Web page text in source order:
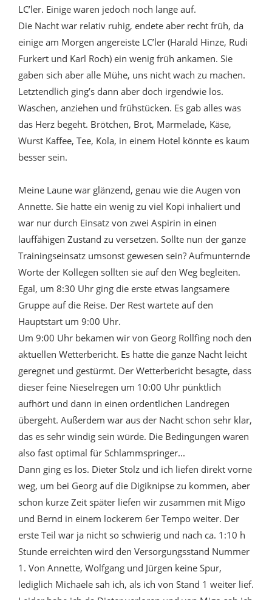
LC’ler. Einige waren jedoch noch lange auf.
Die Nacht war relativ ruhig, endete aber recht früh, da
einige am Morgen angereiste LC’ler (Harald Hinze, Rudi
Furkert und Karl Roch) ein wenig früh ankamen. Sie
gaben sich aber alle Mühe, uns nicht wach zu machen.
Letztendlich ging’s dann aber doch irgendwie los.
Waschen, anziehen und frühstücken. Es gab alles was
das Herz begeht. Brötchen, Brot, Marmelade, Käse,
Wurst Kaffee, Tee, Kola, in einem Hotel könnte es kaum
besser sein.
Meine Laune war glänzend, genau wie die Augen von
Annette. Sie hatte ein wenig zu viel Kopi inhaliert und
war nur durch Einsatz von zwei Aspirin in einen
lauffähigen Zustand zu versetzen. Sollte nun der ganze
Trainingseinsatz umsonst gewesen sein? Aufmunternde
Worte der Kollegen sollten sie auf den Weg begleiten.
Egal, um 8:30 Uhr ging die erste etwas langsamere
Gruppe auf die Reise. Der Rest wartete auf den
Hauptstart um 9:00 Uhr.
Um 9:00 Uhr bekamen wir von Georg Rollfing noch den
aktuellen Wetterbericht. Es hatte die ganze Nacht leicht
geregnet und gestürmt. Der Wetterbericht besagte, dass
dieser feine Nieselregen um 10:00 Uhr pünktlich
aufhört und dann in einen ordentlichen Landregen
übergeht. Außerdem war aus der Nacht schon sehr klar,
das es sehr windig sein würde. Die Bedingungen waren
also fast optimal für Schlammspringer...
Dann ging es los. Dieter Stolz und ich liefen direkt vorne
weg, um bei Georg auf die Digiknipse zu kommen, aber
schon kurze Zeit später liefen wir zusammen mit Migo
und Bernd in einem lockerem 6er Tempo weiter. Der
erste Teil war ja nicht so schwierig und nach ca. 1:10 h
Stunde erreichten wird den Versorgungsstand Nummer
1. Von Annette, Wolfgang und Jürgen keine Spur,
lediglich Michaele sah ich, als ich von Stand 1 weiter lief.